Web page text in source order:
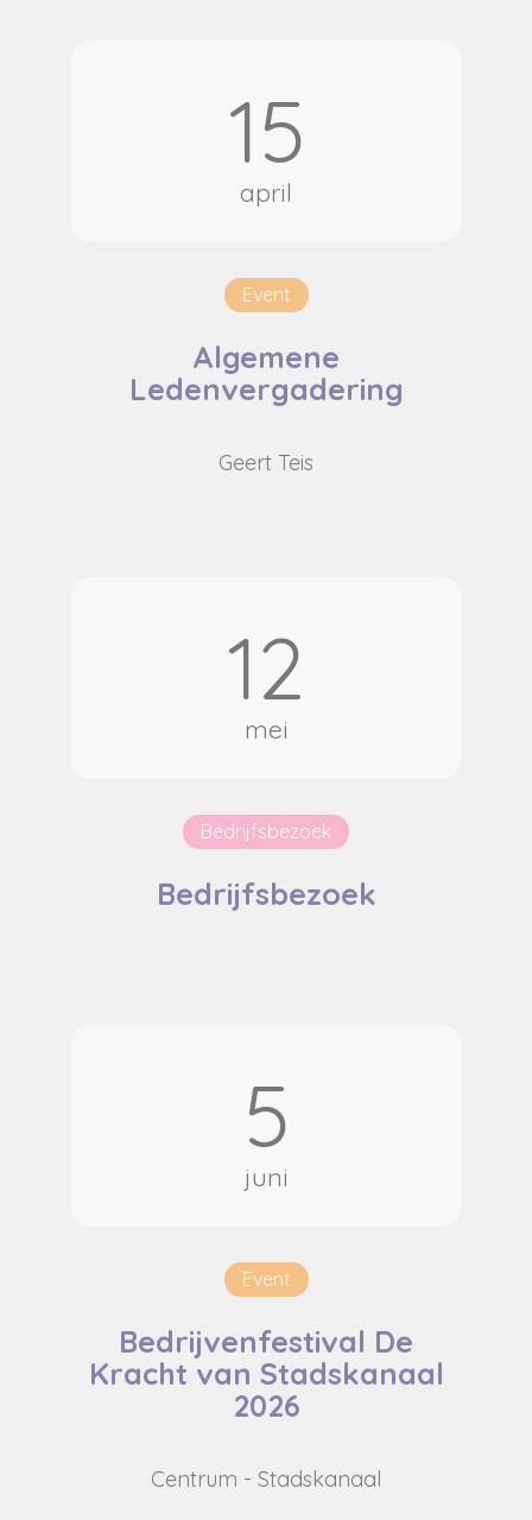
15
april
Event
Algemene
Ledenvergadering
Geert Teis
12
mei
Bedrijfsbezoek
Bedrijfsbezoek
5
juni
Event
Bedrijvenfestival De
Kracht van Stadskanaal
2026
Centrum - Stadskanaal